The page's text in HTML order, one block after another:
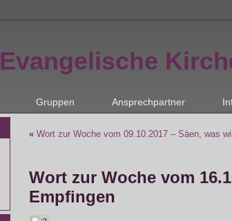
Evangelische
Gruppen Ansprechpartner
« Wort zur Woche vom 09.10.2017 – Säen, was
Wort zur Woche vom
Empfingen